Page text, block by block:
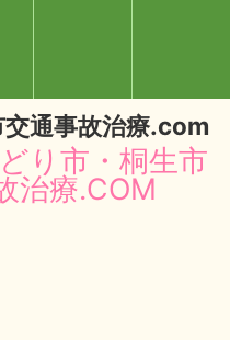
交通事故治療.com
り市・桐生市
治療.COM